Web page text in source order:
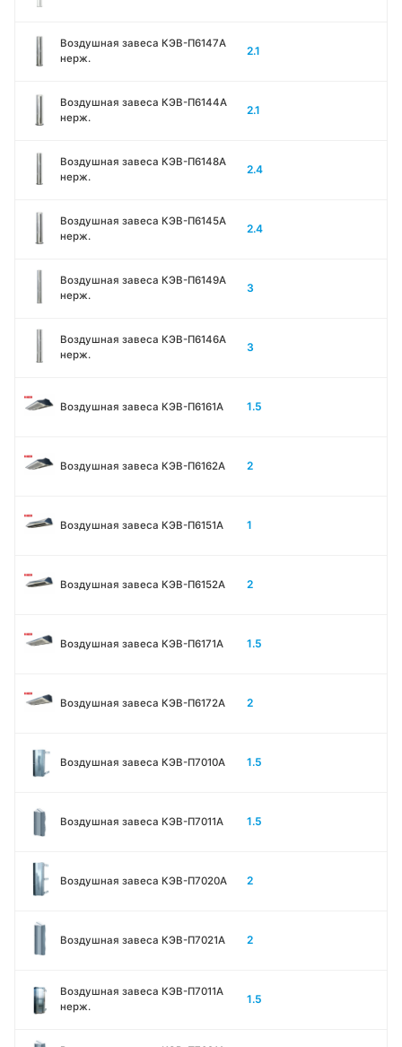
Воздушная завеса КЭВ-П6147A
нерж.
2.1
Воздушная завеса КЭВ-П6144A
нерж.
2.1
Воздушная завеса КЭВ-П6148A
нерж.
2.4
Воздушная завеса КЭВ-П6145A
нерж.
2.4
Воздушная завеса КЭВ-П6149A
нерж.
3
Воздушная завеса КЭВ-П6146A
нерж.
3
Воздушная завеса КЭВ-П6161А 1.5
Воздушная завеса КЭВ-П6162А 2
Воздушная завеса КЭВ-П6151А 1
Воздушная завеса КЭВ-П6152А 2
Воздушная завеса КЭВ-П6171А 1.5
Воздушная завеса КЭВ-П6172А 2
Воздушная завеса КЭВ-П7010A 1.5
Воздушная завеса КЭВ-П7011A 1.5
Воздушная завеса КЭВ-П7020A 2
Воздушная завеса КЭВ-П7021A 2
Воздушная завеса КЭВ-П7011A
нерж.
1.5